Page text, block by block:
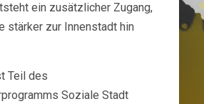
ein zusätzlicher Zugang,
stärker zur Innenstadt hin
Teil des
Soziale Stadt